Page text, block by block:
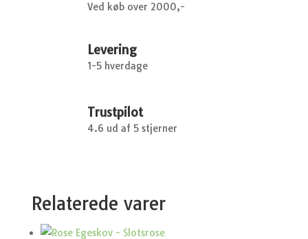
Ved køb over 2000,-
Levering
1-5 hverdage
Trustpilot
4.6 ud af 5 stjerner
Relaterede varer